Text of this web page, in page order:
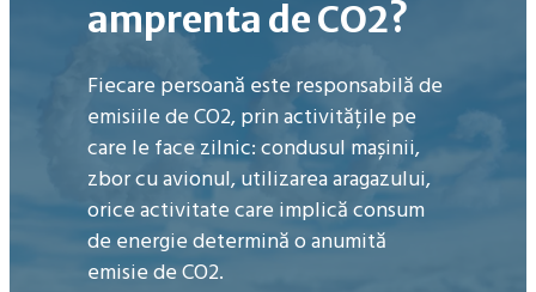
amprenta de CO2?
Fiecare persoană este responsabilă de
emisiile de CO2, prin activitățile pe
care le face zilnic: condusul mașinii,
zbor cu avionul, utilizarea aragazului,
orice activitate care implică consum
de energie determină o anumită
emisie de CO2.